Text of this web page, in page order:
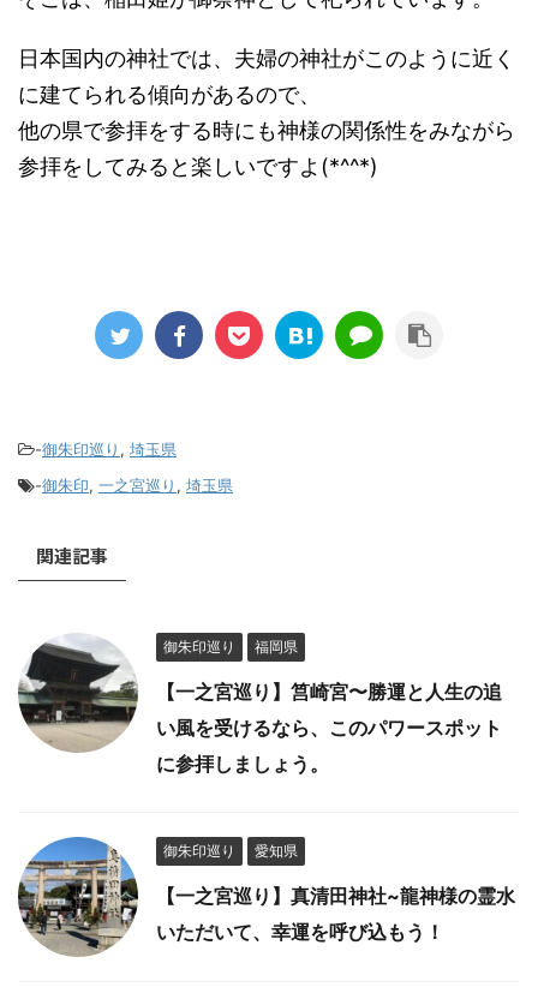
日本国内の神社では、夫婦の神社がこのように近く
に建てられる傾向があるので、
他の県で参拝をする時にも神様の関係性をみながら
参拝をしてみると楽しいですよ(*^^*)
-御朱印巡り , 埼玉県
-御朱印, 一之宮巡り , 埼玉県
関連記事
御朱印巡り 福岡県
【一之宮巡り】筥崎宮〜勝運と人生の追
い風を受けるなら、このパワースポット
に参拝しましょう。
御朱印巡り 愛知県
【一之宮巡り】真清田神社~龍神様の霊水
いただいて、幸運を呼び込もう！